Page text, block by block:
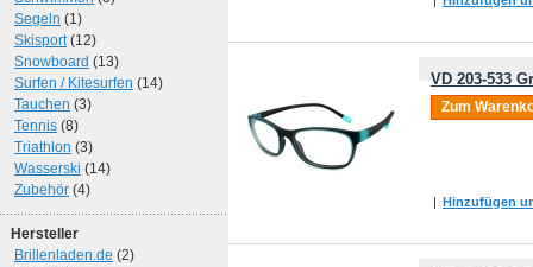
VD 203-533
Zum
| Hinzufügen
Segeln (1)
Skisport(12)
Snowboard (13)
Surfen / Kitesurfen (14)
Tauchen (3)
Tennis (8)
Triathlon (3)
Wasserski (14)
Zubehör (4)
Hersteller
Brillenladen.de (2)